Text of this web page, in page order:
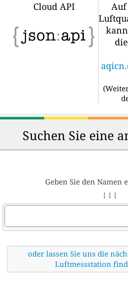
Cloud API
Auf
(
Suchen Sie eine
Geben Sie den Namen
↓ ↓ ↓
oder lassen Sie uns die
Luftmessstation